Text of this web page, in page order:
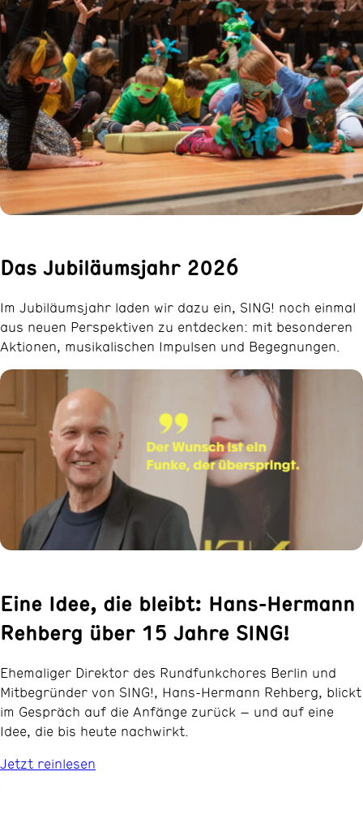
Das Jubiläumsjahr 2026
Im Jubiläumsjahr laden wir dazu ein, SING! noch einmal
aus neuen Perspektiven zu entdecken: mit besonderen
Aktionen, musikalischen Impulsen und Begegnungen.
Eine Idee, die bleibt: Hans-Hermann
Rehberg über 15 Jahre SING!
Ehemaliger Direktor des Rundfunkchores Berlin und
Mitbegründer von SING!, Hans-Hermann Rehberg, blickt
im Gespräch auf die Anfänge zurück – und auf eine
Idee, die bis heute nachwirkt.
Jetzt reinlesen